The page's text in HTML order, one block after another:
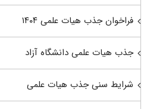
فراخوان جذب هیات علمی ۱۴۰۴
جذب هیات علمی دانشگاه آزاد
شرایط سنی جذب هیات علمی